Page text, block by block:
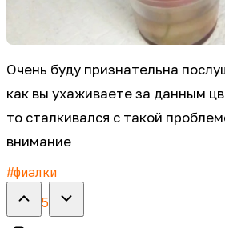
Очень буду признательна
как вы ухаживаете за данным
то сталкивался с такой
внимание
#фиалки
5